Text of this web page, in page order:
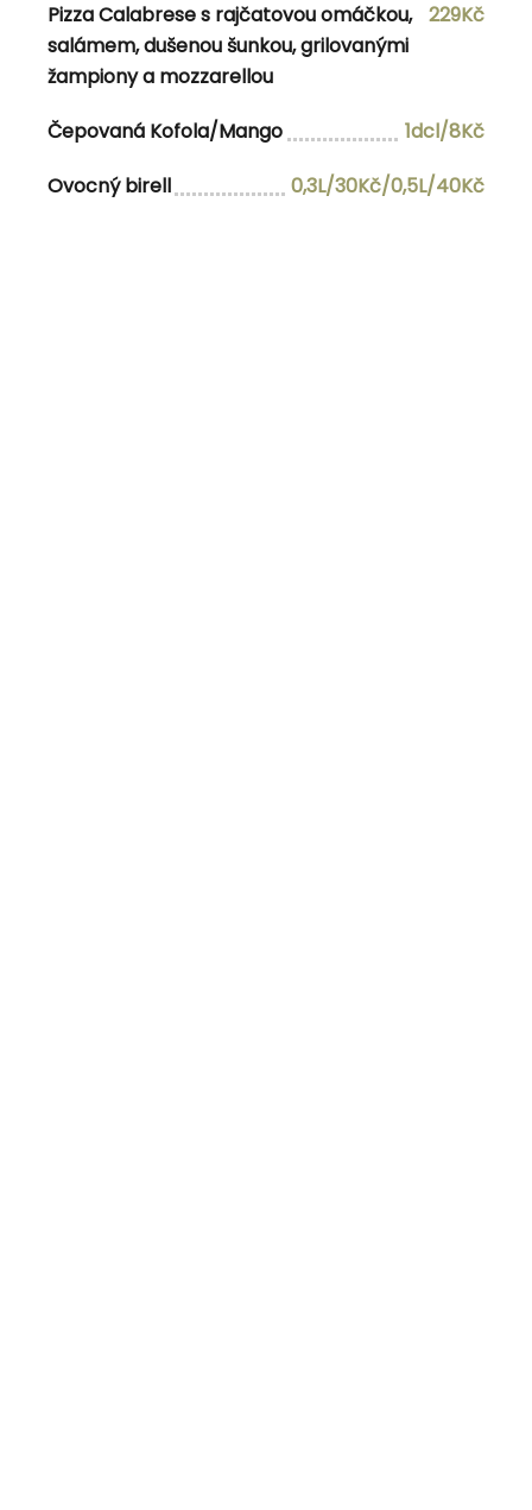
29.4.2026 10:30-15:00
Nezařazené
Pizza Calabrese s rajčatovou omáčkou,
salámem, dušenou šunkou, grilovanými
žampiony a mozzarellou
229Kč
Čepovaná Kofola/Mango
1dcl/8Kč
Ovocný birell
0,3L/30Kč/0,5L/40Kč